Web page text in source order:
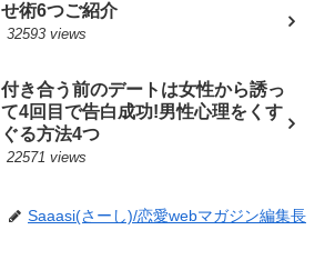
せ術6つご紹介
32593 views
付き合う前のデートは女性から誘っ
て4回目で告白成功!男性心理をくす
ぐる方法4つ
22571 views
Saaasi(さーし)/恋愛webマガジン編集長